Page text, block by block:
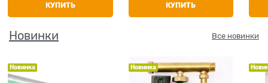
КУПИТЬ КУПИТЬ
Новинки Все новинки
Новинка Новинка